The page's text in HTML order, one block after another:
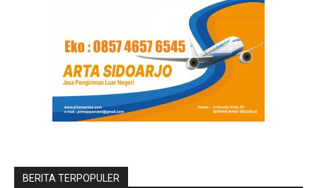
BERITA TERPOPULER